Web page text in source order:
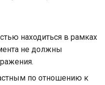
находиться в рамках
не должны
по отношению к